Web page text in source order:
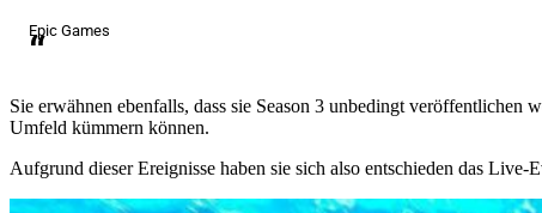
Epic Games
Sie erwähnen ebenfalls, dass sie Season 3 unbedingt
Umfeld kümmern können.
Aufgrund dieser Ereignisse haben sie sich also entschieden das